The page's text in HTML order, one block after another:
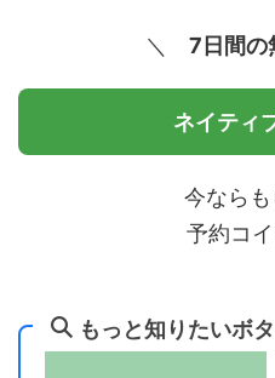
＼ 7日間の
ネイティ
今ならも
予約コ
もっと知りたいボ